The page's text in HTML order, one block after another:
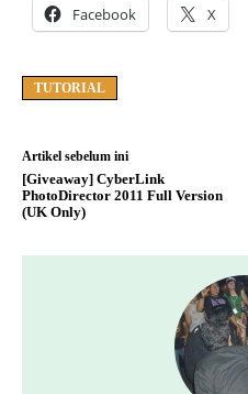
Facebook X
TUTORIAL
Artikel sebelum ini
[Giveaway] CyberLink
PhotoDirector 2011 Full Version
(UK Only)